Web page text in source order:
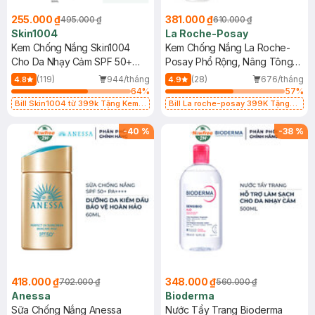
255.000 ₫495.000 ₫
Skin1004
Kem Chống Nắng Skin1004
Cho Da Nhạy Cảm SPF 50+
50ml
4.8 (119)
944/tháng
64%
Bill Skin1004 từ 399k Tặng Kem
SPF 50+ 20ml (SL Có Hạn)
381.000 ₫610.000 ₫
La Roche-Posay
Kem Chống Nắng La Roche-
Posay Phổ Rộng, Nâng Tông
Kiềm Dầu 50ml
4.9 (28)
676/tháng
57%
Bill La roche-posay 399K Tặng
(SL có hạn)
-40 %
418.000 ₫702.000 ₫
Anessa
Sữa Chống Nắng Anessa
-38 %
348.000 ₫560.000 ₫
Bioderma
Nước Tẩy Trang Bioderma